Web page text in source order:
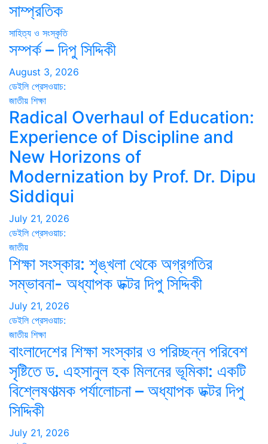
সাম্প্রতিক
সাহিত্য ও সংস্কৃতি
সম্পর্ক – দিপু সিদ্দিকী
August 3, 2026
ডেইলি প্রেসওয়াচ:
জাতীয় শিক্ষা
Radical Overhaul of Education:
Experience of Discipline and
New Horizons of
Modernization by Prof. Dr. Dipu
Siddiqui
July 21, 2026
ডেইলি প্রেসওয়াচ:
জাতীয়
শিক্ষা সংস্কার: শৃঙ্খলা থেকে অগ্রগতির
সম্ভাবনা- অধ্যাপক ডক্টর দিপু সিদ্দিকী
July 21, 2026
ডেইলি প্রেসওয়াচ:
জাতীয় শিক্ষা
বাংলাদেশের শিক্ষা সংস্কার ও পরিচ্ছন্ন পরিবেশ
সৃষ্টিতে ড. এহসানুল হক মিলনের ভূমিকা: একটি
বিশ্লেষণাত্মক পর্যালোচনা – অধ্যাপক ডক্টর দিপু
সিদ্দিকী
July 21, 2026